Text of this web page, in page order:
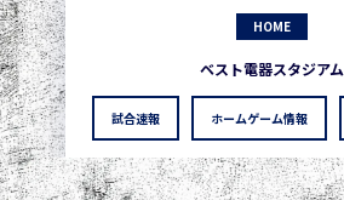
HOME
ベスト電器スタジアム
試合速報 ホームゲーム情報